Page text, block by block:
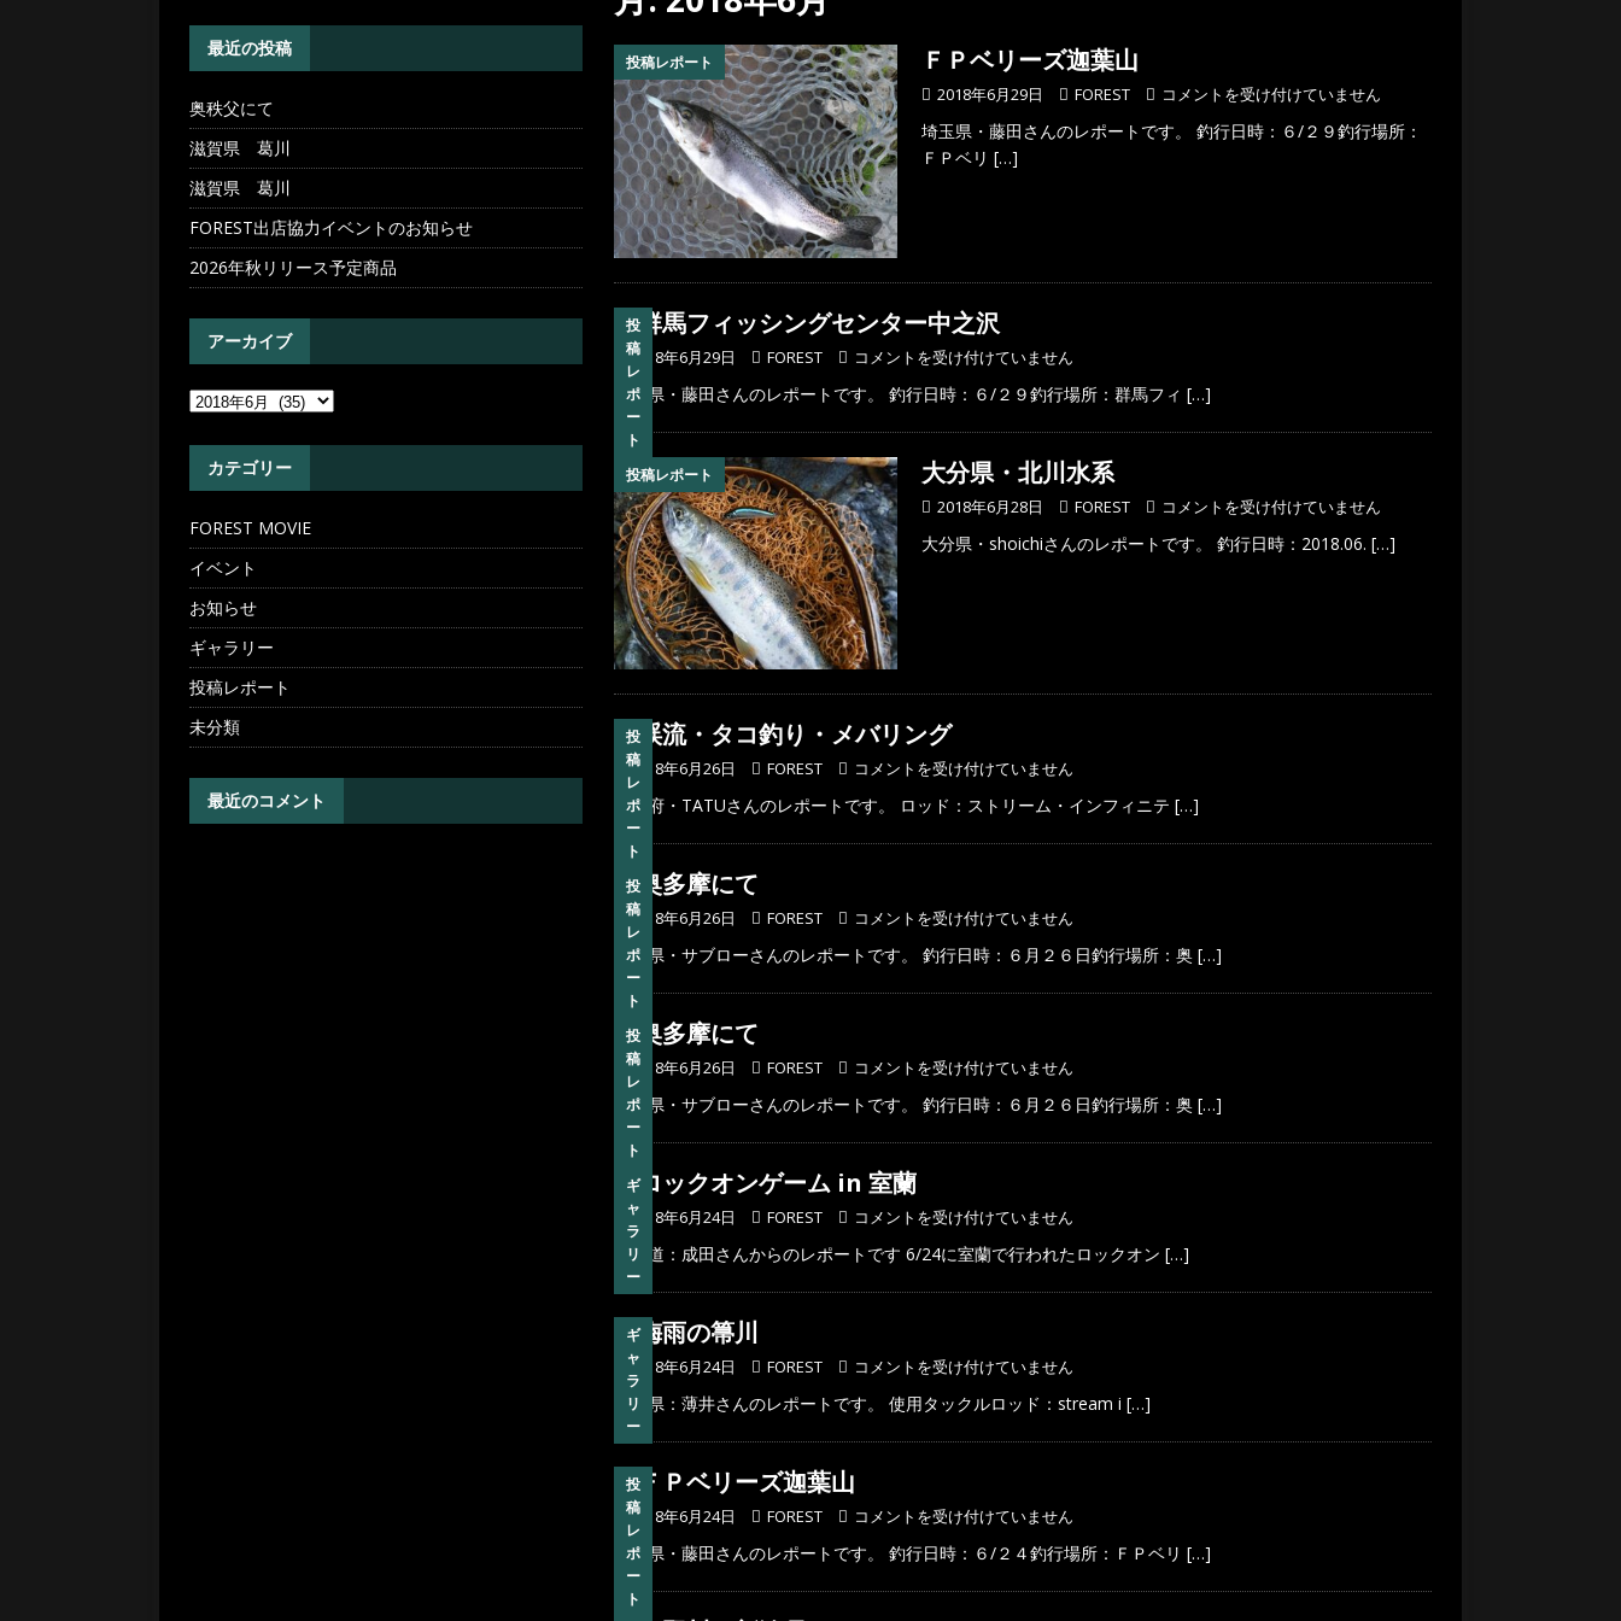
[ 2026年5月20日 ] 奥秩父にて 投稿レポート
投稿レポート ＦＰベリーズ迦葉山
2018年6月29日 FOREST コメントを受け付けていません
埼玉県・藤田さんのレポートです。 釣行日時：６/２９釣行場所：
ＦＰベリ […]
投
稿
レ
ポ
ー
ト
群馬フィッシングセンター中之沢
2018年6月29日 FOREST コメントを受け付けていません
埼玉県・藤田さんのレポートです。 釣行日時：６/２９釣行場所：群馬フィ […]
投稿レポート 大分県・北川水系
2018年6月28日 FOREST コメントを受け付けていません
大分県・shoichiさんのレポートです。 釣行日時：2018.06. […]
投
稿
レ
ポ
ー
ト
渓流・タコ釣り・メバリング
2018年6月26日 FOREST コメントを受け付けていません
京都府・TATUさんのレポートです。 ロッド：ストリーム・インフィニテ […]
投
稿
レ
ポ
ー
ト
奥多摩にて
2018年6月26日 FOREST コメントを受け付けていません
埼玉県・サブローさんのレポートです。 釣行日時：６月２６日釣行場所：奥 […]
投
稿
レ
ポ
ー
ト
奥多摩にて
2018年6月26日 FOREST コメントを受け付けていません
埼玉県・サブローさんのレポートです。 釣行日時：６月２６日釣行場所：奥 […]
ギ
ャ
ラ
リ
ー
ロックオンゲーム in 室蘭
2018年6月24日 FOREST コメントを受け付けていません
北海道：成田さんからのレポートです 6/24に室蘭で行われたロックオン […]
ギ
ャ
ラ
リ
ー
梅雨の箒川
2018年6月24日 FOREST コメントを受け付けていません
栃木県：薄井さんのレポートです。 使用タックルロッド：stream i […]
投
稿
レ
ポ
ー
ト
ＦＰベリーズ迦葉山
2018年6月24日 FOREST コメントを受け付けていません
埼玉県・藤田さんのレポートです。 釣行日時：６/２４釣行場所：ＦＰベリ […]
最近の投稿
奥秩父にて
滋賀県 葛川
滋賀県 葛川
FOREST出店協力イベントのお知らせ
2026年秋リリース予定商品
アーカイブ
カテゴリー
FOREST MOVIE
イベント
お知らせ
ギャラリー
投稿レポート
未分類
最近のコメント